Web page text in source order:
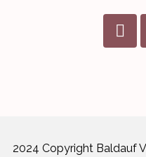
2024 Copyright Baldauf